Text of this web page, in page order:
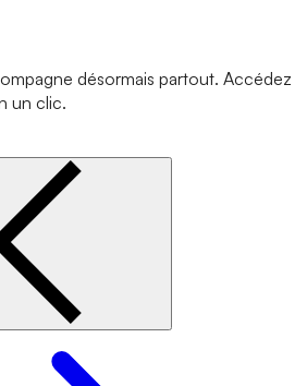
désormais partout. Accédez
un clic.